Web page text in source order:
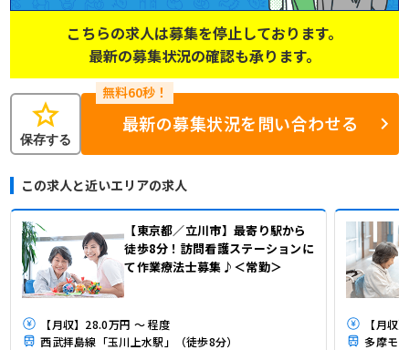
こちらの求人は募集を停止しております。
最新の募集状況の確認も承ります。
star
保存する
最新の募集状況を問い合わせる
この求人と近いエリアの求人
【東京都／立川市】最寄り駅から
徒歩8分！訪問看護ステーションに
て作業療法士募集♪＜常勤＞
【月収】28.0万円 ～ 程度
西武拝島線「玉川上水駅」（徒歩8分）
【月収
多摩モ